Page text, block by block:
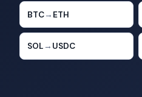
BTC→ ETH
SOL → USDC